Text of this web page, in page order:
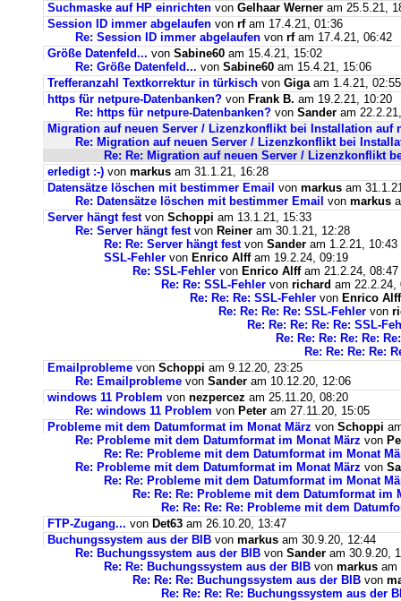
Suchmaske auf HP einrichten von Gelhaar Werner am 25.5.21,
Session ID immer abgelaufen von rfam 17.4.21, 01:36
Re: Session ID immer abgelaufen von rfam 17.4.21, 06:42
Größe Datenfeld... von Sabine60 am 15.4.21, 15:02
Re: Größe Datenfeld... von Sabine60 am 15.4.21, 15:06
Trefferanzahl Textkorrektur in türkisch von Gigaam 1.4.21, 02:55
https für netpure-Datenbanken? von Frank B. am 19.2.21, 10:20
Re: https für netpure-Datenbanken? von Sander am
Migration auf neuen Server / Lizenzkonflikt bei Installation auf
Re: Migration auf neuen Server / Lizenzkonflikt bei
Re: Re: Migration auf neuen Server / Lizenzkonflikt
erledigt :-) von markus am 31.1.21, 16:28
Datensätze löschen mit bestimmer Email von markus am
Re: Datensätze löschen mit bestimmer Email von markus
Server hängt festvon Schoppi am 13.1.21, 15:33
Re: Server hängt festvon Reiner am 30.1.21, 12:28
Re: Re: Server hängt festvon Sander am 1.2.21, 10:43
SSL-Fehler von Enrico Alffam 19.2.24, 09:19
Re: SSL-Fehler von Enrico Alffam 21.2.24, 08:47
Re: Re: SSL-Fehler von richard am 22.2.24,
Re: Re: Re: SSL-Fehler von Enrico Alff
Re: Re: Re: Re: SSL-Fehler von
Re: Re: Re: Re: Re: SSL-
Re: Re: Re: Re: Re:
Re: Re: Re: Re:
Emailprobleme von Schoppi am 9.12.20, 23:25
Re: Emailprobleme von Sander am 10.12.20, 12:06
windows 11 Problem von nezpercez am 25.11.20, 08:20
Re: windows 11 Problem von Peter am 27.11.20, 15:05
Probleme mit dem Datumformat im Monat März von Schoppi
Re: Probleme mit dem Datumformat im Monat März von
Re: Re: Probleme mit dem Datumformat im Monat
Re: Probleme mit dem Datumformat im Monat März von
Re: Re: Probleme mit dem Datumformat im Monat
Re: Re: Re: Probleme mit dem Datumformat im
Re: Re: Re: Re: Probleme mit dem
FTP-Zugang... von Det63 am 26.10.20, 13:47
Buchungssystem aus der BIB von markus am 30.9.20, 12:44
Re: Buchungssystem aus der BIB von Sander am 30.9.20,
Re: Re: Buchungssystem aus der BIB von markus am
Re: Re: Re: Buchungssystem aus der BIB von
Re: Re: Re: Re: Buchungssystem aus der